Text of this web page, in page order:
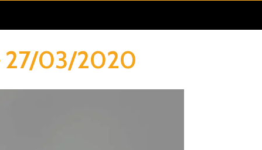
27/03/2020